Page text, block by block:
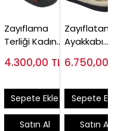
Zayıflama
Terliği Kadın
4.300,00 TL
Sepete Ekle
Satın Al
Zayıflatan
Ayakkabı
6.750,00
Sepete Ekle
Satın Al